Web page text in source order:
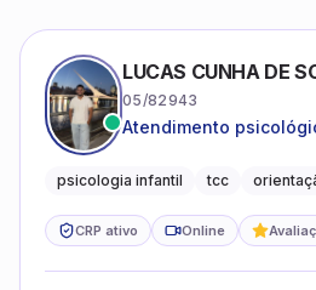
LUCAS CUNHA DE
05/82943
Atendimento
promovendo
psicologia infantil tcc
CRP ativo Online